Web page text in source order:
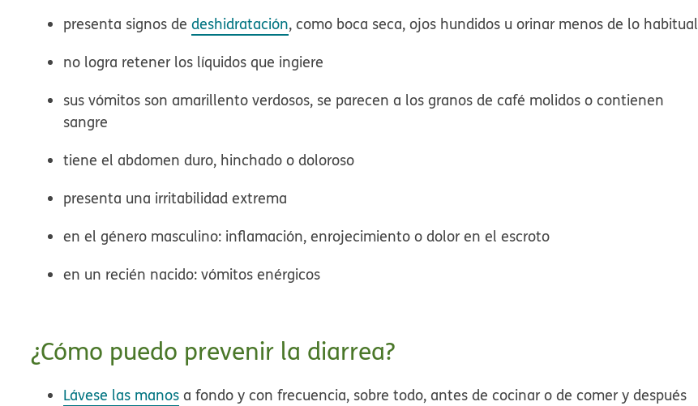
presenta signos dedeshidratación, como boca seca, ojos hundidos u orinar menos de lo habitual
no logra retener los líquidos que ingiere
sus vómitos son amarillento verdosos, se parecen a los granos de café molidos o contienen
sangre
tiene el abdomen duro, hinchado o doloroso
presenta una irritabilidad extrema
en el género masculino: inflamación, enrojecimiento o dolor en el escroto
en un recién nacido: vómitos enérgicos
¿Cómo puedo prevenir la diarrea?
Lávese las manos a fondo y con frecuencia, sobre todo, antes de cocinar o de comer y después